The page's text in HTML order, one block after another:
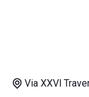
anche in anticipo
Via XXVl